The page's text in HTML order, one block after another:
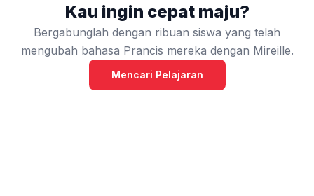
Kau ingin cepat maju?
Bergabunglah dengan ribuan siswa yang telah
mengubah bahasa Prancis mereka dengan Mireille.
Mencari Pelajaran